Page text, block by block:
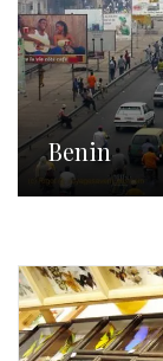
Benin